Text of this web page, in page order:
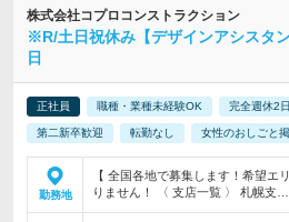
株式会社コプロコンストラクション
※R/土日祝休み【デザインアシスタ
日
正社員 職種・業種未経験OK 完全週休2
第二新卒歓迎 転勤なし 女性のおしごと
勤務地
【 全国各地で募集します！希望
りません！ 〈 支店一覧 〉 札幌支…